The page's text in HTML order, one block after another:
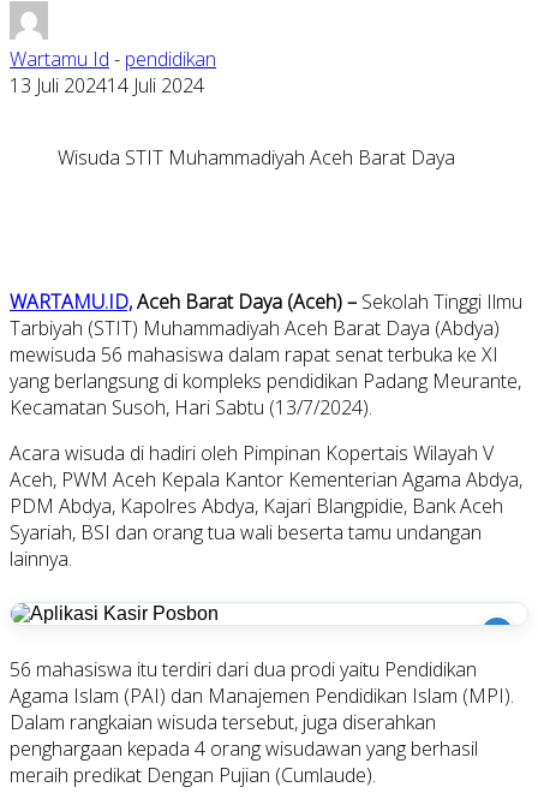
Wartamu Id - pendidikan
13 Juli 202414 Juli 2024
Wisuda STIT Muhammadiyah Aceh Barat Daya
WARTAMU.ID,Aceh Barat Daya (Aceh) – Sekolah Tinggi Ilmu
Tarbiyah (STIT) Muhammadiyah Aceh Barat Daya (Abdya)
mewisuda 56 mahasiswa dalam rapat senat terbuka ke XI
yang berlangsung di kompleks pendidikan Padang Meurante,
Kecamatan Susoh, Hari Sabtu (13/7/2024).
Acara wisuda di hadiri oleh Pimpinan Kopertais Wilayah V
Aceh, PWM Aceh Kepala Kantor Kementerian Agama Abdya,
PDM Abdya, Kapolres Abdya, Kajari Blangpidie, Bank Aceh
Syariah, BSI dan orang tua wali beserta tamu undangan
lainnya.
i
56 mahasiswa itu terdiri dari dua prodi yaitu Pendidikan
Agama Islam (PAI) dan Manajemen Pendidikan Islam (MPI).
Dalam rangkaian wisuda tersebut, juga diserahkan
penghargaan kepada 4 orang wisudawan yang berhasil
meraih predikat Dengan Pujian (Cumlaude).